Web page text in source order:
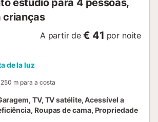
estúdio para 4 pessoas,
crianças
A partir de € 41 por noite
de la luz
250 m para a costa
TV, TV satélite, Acessível a
Roupas de cama, Propriedade